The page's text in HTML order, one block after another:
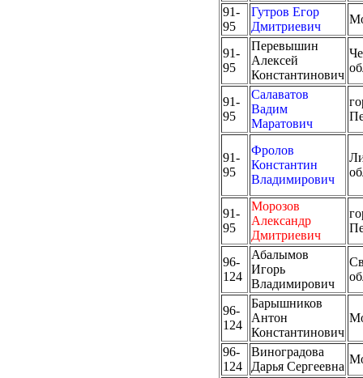
91-
95
Гутров Егор
Дмитриевич
91-
95
Перевышин
Алексей
Константинович
91-
95
Салаватов
Вадим
Маратович
91-
95
Фролов
Константин
Владимирович
91-
95
Морозов
Александр
Дмитриевич
96-
124
Абалымов
Игорь
Владимирович
96-
124
Барышников
Антон
Константинович
96-
124
Виноградова
Дарья Сергеевна